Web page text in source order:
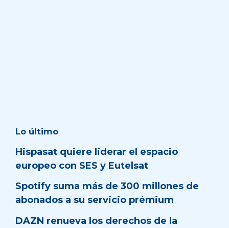
Lo último
Hispasat quiere liderar el espacio
europeo con SES y Eutelsat
Spotify suma más de 300 millones de
abonados a su servicio prémium
DAZN renueva los derechos de la